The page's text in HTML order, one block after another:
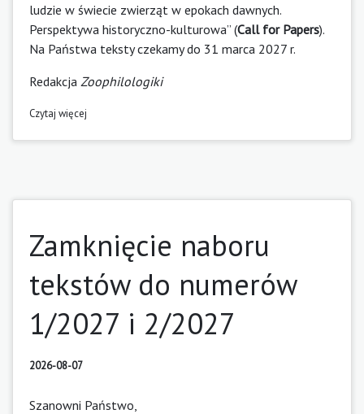
ludzie w świecie zwierząt w epokach dawnych.
Perspektywa historyczno-kulturowa” (Call for Papers).
Na Państwa teksty czekamy do 31 marca 2027 r.
Redakcja Zoophilologiki
Czytaj więcej
Zamknięcie naboru
tekstów do numerów
1/2027 i 2/2027
2026-08-07
Szanowni Państwo,